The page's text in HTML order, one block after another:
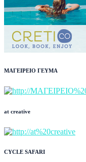
ΜΑΓΕΙΡΕΙΟ ΓΕΥΜΑ
at creative
CYCLE SAFARI